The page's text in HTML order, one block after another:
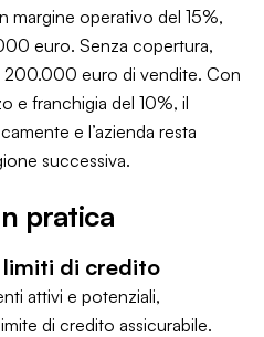
margine operativo del 15%,
euro. Senza copertura,
200.000 euro di vendite. Con
e franchigia del 10%, il
e l’azienda resta
successiva.
pratica
limiti di credito
attivi e potenziali,
di credito assicurabile.